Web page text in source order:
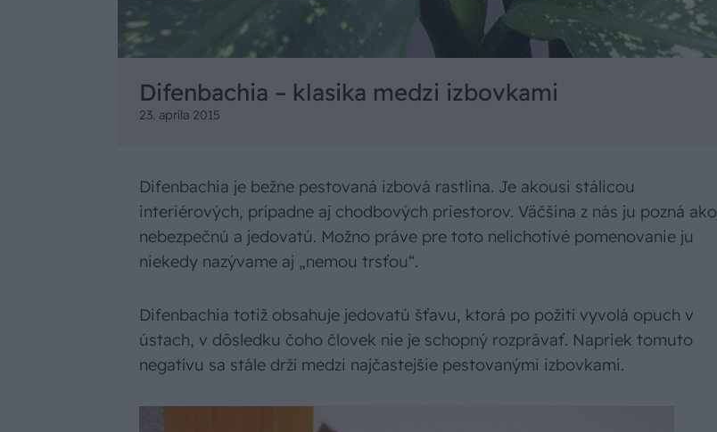
Difenbachia – klasika medzi izbovkami
23. apríla 2015
Difenbachia je bežne pestovaná izbová rastlina. Je akousi stálicou
interiérových, prípadne aj chodbových priestorov. Väčšina z nás ju pozná ako
nebezpečnú a jedovatú. Možno práve pre toto nelichotivé pomenovanie ju
niekedy nazývame aj „nemou trsťou“.
Difenbachia totiž obsahuje jedovatú šťavu, ktorá po požití vyvolá opuch v
ústach, v dôsledku čoho človek nie je schopný rozprávať. Napriek tomuto
negatívu sa stále drží medzi najčastejšie pestovanými izbovkami.